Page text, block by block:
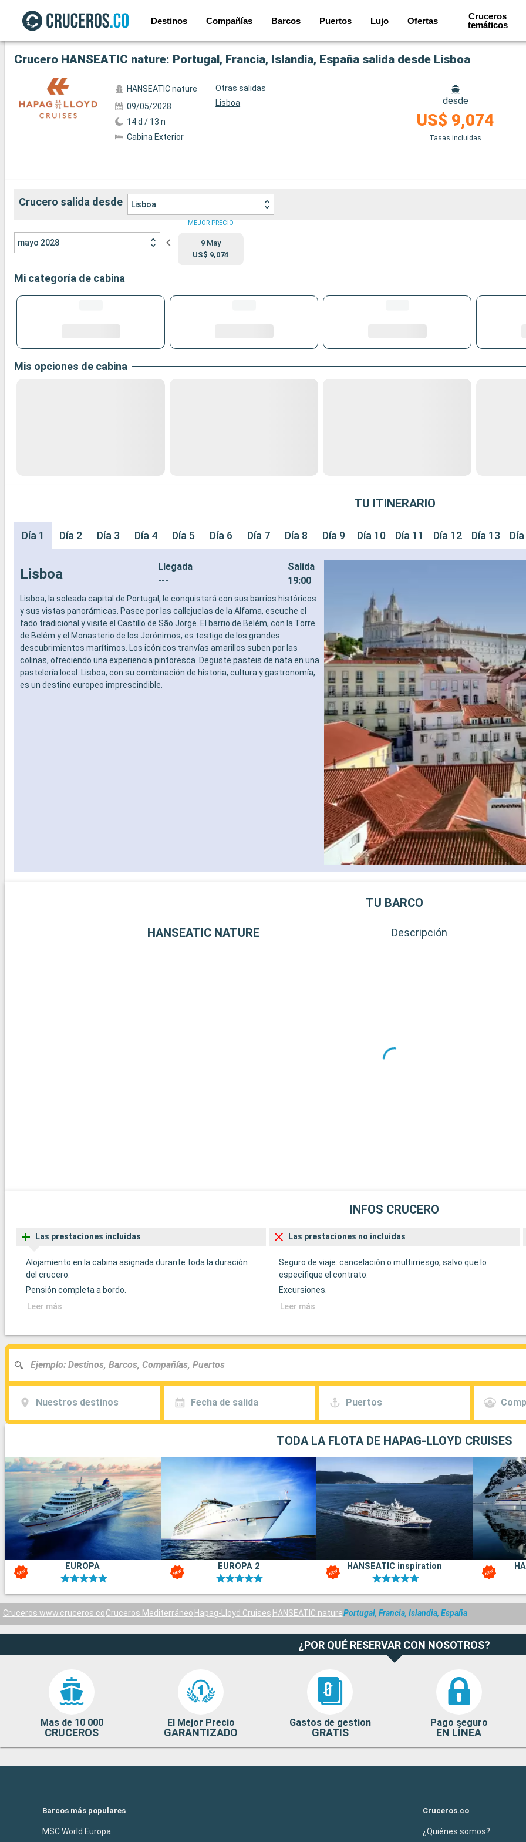
Destinos Compañías Barcos Puertos Lujo Ofertas
Cruceros
temáticos
Ver las 20 fotos siguientes
Crucero HANSEATIC nature: Portugal, Francia, Islandia, España salida desde Lisboa
HANSEATIC nature
09/05/2028
14 d / 13 n
Cabina Exterior
Otras salidas
Lisboa
desde
US$ 9,074
Tasas incluidas
Crucero salida desde Lisboa
mayo 2028
MEJOR PRECIO
9 May
US$ 9,074
Mi categoría de cabina
Mis opciones de cabina
TU ITINERARIO
Día 1 Día 2 Día 3 Día 4 Día 5 Día 6 Día 7 Día 8 Día 9 Día 10 Día 11 Día 12 Día 13
Lisboa
Llegada
---
Salida
19:00
Lisboa, la soleada capital de Portugal, le conquistará con sus barrios históricos
y sus vistas panorámicas. Pasee por las callejuelas de la Alfama, escuche el
fado tradicional y visite el Castillo de São Jorge. El barrio de Belém, con la Torre
de Belém y el Monasterio de los Jerónimos, es testigo de los grandes
descubrimientos marítimos. Los icónicos tranvías amarillos suben por las
colinas, ofreciendo una experiencia pintoresca. Deguste pasteis de nata en una
pastelería local. Lisboa, con su combinación de historia, cultura y gastronomía,
es un destino europeo imprescindible.
TU BARCO
HANSEATIC NATURE Descripción
INFOS CRUCERO
Las prestaciones incluídas
Alojamiento en la cabina asignada durante toda la duración
del crucero.
Pensión completa a bordo.
Leer más
Las prestaciones no incluídas
Seguro de viaje: cancelación o multirriesgo, salvo que lo
especifique el contrato.
Excursiones.
Leer más
Nuestros destinos Fecha de salida Puertos
TODA LA FLOTA DE HAPAG-LLOYD CRUISES
EUROPA EUROPA 2 HANSEATIC inspiration
Cruceros www.cruceros.coCruceros Mediterráneo Hapag-Lloyd Cruises HANSEATIC naturePortugal, Francia, Islandia, España
¿POR QUÉ RESERVAR CON NOSOTROS?
Mas de 10 000
CRUCEROS
El Mejor Precio
GARANTIZADO
Gastos de gestion
GRATIS
Pago seguro
EN LÍNEA
Barcos más populares
MSC World Europa
Cruceros.co
¿Quiénes somos?